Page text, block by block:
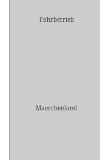
Fährbetrieb
Maerchenland